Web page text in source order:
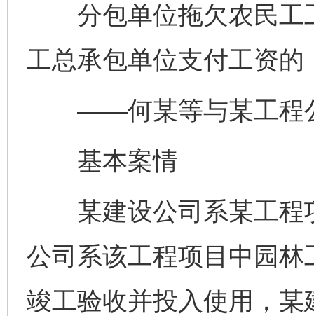
分包单位拖欠农民工
工总承包单位支付工资的
——何某等与某工程公
基本案情
某建设公司系某工程
公司系该工程项目中园
竣工验收并投入使用，